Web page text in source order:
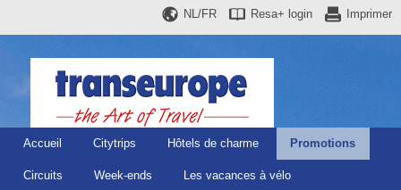
Imprimer
Resa+ login
NL/FR
Accueil Citytrips Hôtels de charme Promotions
Circuits Week-ends Les vacances à vélo